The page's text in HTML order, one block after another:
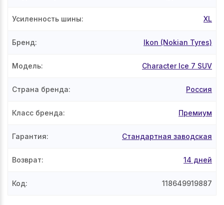
Усиленность шины: XL
Бренд: Ikon (Nokian Tyres)
Модель: Character Ice 7 SUV
Страна бренда: Россия
Класс бренда: Премиум
Гарантия: Стандартная заводская
Возврат: 14 дней
Код: 118649919887